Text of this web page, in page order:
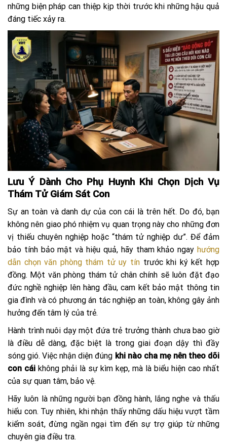
những biện pháp can thiệp kịp thời trước khi những hậu quả
đáng tiếc xảy ra.
Lưu Ý Dành Cho Phụ Huynh Khi Chọn Dịch Vụ
Thám Tử Giám Sát Con
Sự an toàn và danh dự của con cái là trên hết. Do đó, bạn
không nên giao phó nhiệm vụ quan trọng này cho những đơn
vị thiếu chuyên nghiệp hoặc “thám tử nghiệp dư”. Để đảm
bảo tính bảo mật và hiệu quả, hãy tham khảo ngay hướng
dẫn chọn văn phòng thám tử uy tín trước khi ký kết hợp
đồng. Một văn phòng thám tử chân chính sẽ luôn đặt đạo
đức nghề nghiệp lên hàng đầu, cam kết bảo mật thông tin
gia đình và có phương án tác nghiệp an toàn, không gây ảnh
hưởng đến tâm lý của trẻ.
Hành trình nuôi dạy một đứa trẻ trưởng thành chưa bao giờ
là điều dễ dàng, đặc biệt là trong giai đoạn dậy thì đầy
sóng gió. Việc nhận diện đúng khi nào cha mẹ nên theo dõi
con cái không phải là sự kìm kẹp, mà là biểu hiện cao nhất
của sự quan tâm, bảo vệ.
Hãy luôn là những người bạn đồng hành, lắng nghe và thấu
hiểu con. Tuy nhiên, khi nhận thấy những dấu hiệu vượt tầm
kiểm soát, đừng ngần ngại tìm đến sự trợ giúp từ những
chuyên gia điều tra.